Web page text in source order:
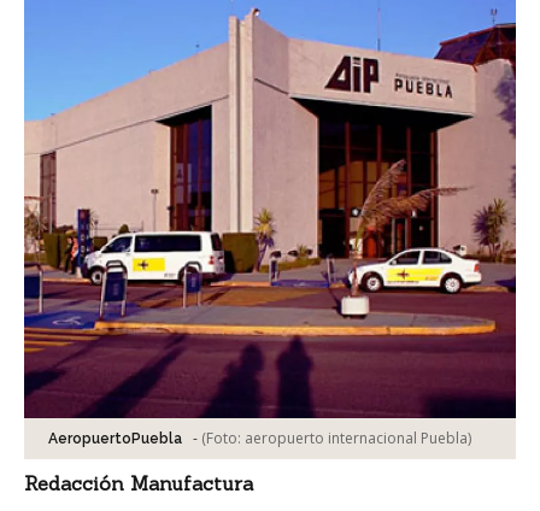
AeropuertoPuebla - (Foto: aeropuerto internacional Puebla)
Redacción Manufactura